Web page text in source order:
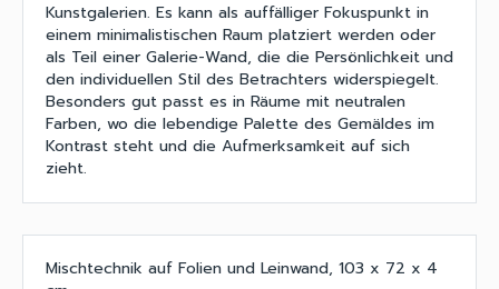
Kunstgalerien. Es kann als auffälliger Fokuspunkt in
einem minimalistischen Raum platziert werden oder
als Teil einer Galerie-Wand, die die Persönlichkeit und
den individuellen Stil des Betrachters widerspiegelt.
Besonders gut passt es in Räume mit neutralen
Farben, wo die lebendige Palette des Gemäldes im
Kontrast steht und die Aufmerksamkeit auf sich
zieht.
Mischtechnik auf Folien und Leinwand, 103 x 72 x 4